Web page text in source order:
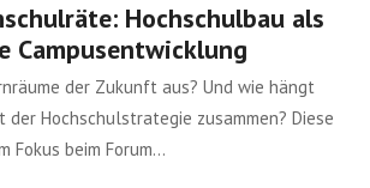
Hochschulbau als
Campusentwicklung
der Zukunft aus? Und wie hängt
der Hochschulstrategie zusammen? Diese
Fokus beim Forum…